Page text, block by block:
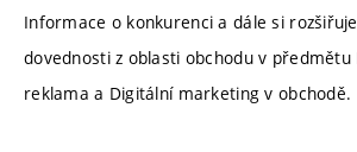
Informace o konkurenci a dále si
dovednosti z oblasti obchodu v předmětu
reklama a Digitální marketing v obchodě.